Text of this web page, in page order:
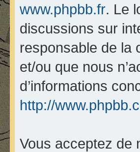
www.phpbb.fr. Le
discussions sur
responsable de la
et/ou que nous
d’informations
http://
Vous acceptez de